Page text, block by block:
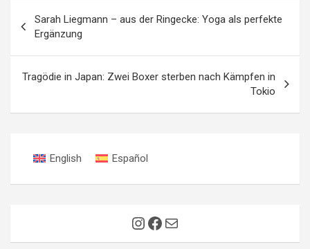
Sarah Liegmann – aus der Ringecke: Yoga als perfekte
Ergänzung
Tragödie in Japan: Zwei Boxer sterben nach Kämpfen in
Tokio
English Español
Instagram
Facebook
E-Mail